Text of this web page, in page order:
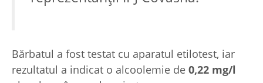
Bărbatul a fost testat cu aparatul etilotest, iar
rezultatul a indicat o alcoolemie de 0,22 mg/l